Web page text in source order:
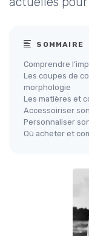
SOMMAIRE
Comprendre
Les coupes de
morphologie
Les matières et
Accessoiriser
Personnaliser
Où acheter et